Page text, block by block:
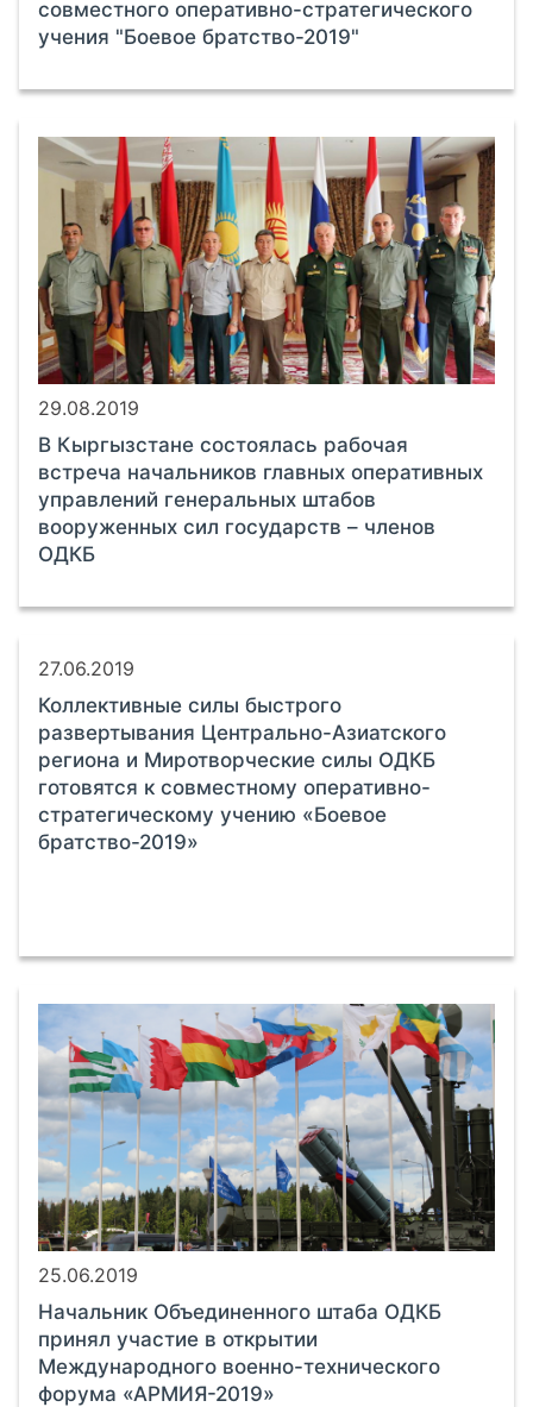
совместного оперативно-стратегического
учения "Боевое братство-2019"
29.08.2019
В Кыргызстане состоялась рабочая
встреча начальников главных оперативных
управлений генеральных штабов
вооруженных сил государств – членов
ОДКБ
27.06.2019
Коллективные силы быстрого
развертывания Центрально-Азиатского
региона и Миротворческие силы ОДКБ
готовятся к совместному оперативно-
стратегическому учению «Боевое
братство-2019»
25.06.2019
Начальник Объединенного штаба ОДКБ
принял участие в открытии
Международного военно-технического
форума «АРМИЯ-2019»